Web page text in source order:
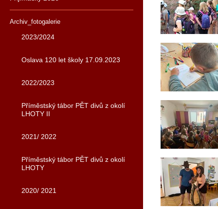
Archiv_fotogalerie
2023/2024
Oslava 120 let školy 17.09.2023
2022/2023
Příměstský tábor PĚT divů z okolí
LHOTY II
2021/ 2022
Příměstský tábor PĚT divů z okolí
LHOTY
2020/ 2021